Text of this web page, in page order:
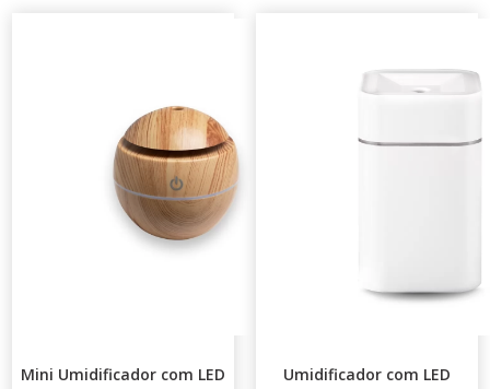
Mini Umidificador com LED Umidificador com LED